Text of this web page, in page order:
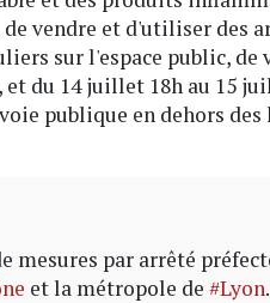
vendre et d'utiliser des
sur l'espace public, de
du 14 juillet 18h au 15
publique en dehors
mesures par arrêté
et la métropole de #Lyon.